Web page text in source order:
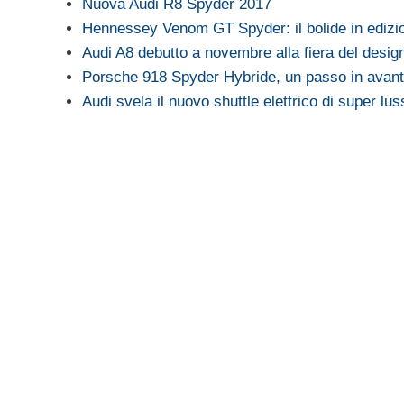
Nuova Audi R8 Spyder 2017
Hennessey Venom GT Spyder: il bolide in
Audi A8 debutto a novembre alla fiera del
Porsche 918 Spyder Hybride, un passo in
Audi svela il nuovo shuttle elettrico di super